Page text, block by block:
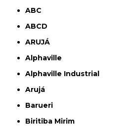
ABC
ABCD
ARUJÁ
Alphaville
Alphaville Industrial
Arujá
Barueri
Biritiba Mirim